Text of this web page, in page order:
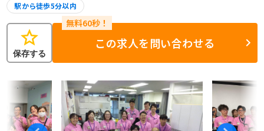
駅から徒歩5分以内
star
保存する
この求人を問い合わせる